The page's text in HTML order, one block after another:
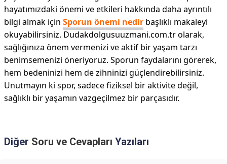
hayatımızdaki önemi ve etkileri hakkında daha ayrıntılı
bilgi almak için Sporun önemi nedir başlıklı makaleyi
okuyabilirsiniz. Dudakdolgusuuzmani.com.tr olarak,
sağlığınıza önem vermenizi ve aktif bir yaşam tarzı
benimsemenizi öneriyoruz. Sporun faydalarını görerek,
hem bedeninizi hem de zihninizi güçlendirebilirsiniz.
Unutmayın ki spor, sadece fiziksel bir aktivite değil,
sağlıklı bir yaşamın vazgeçilmez bir parçasıdır.
Diğer Soru ve Cevapları Yazıları